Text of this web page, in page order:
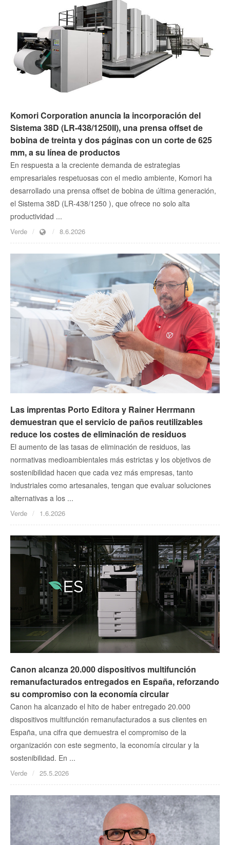
Komori Corporation anuncia la incorporación del
Sistema 38D (LR-438/1250II), una prensa offset de
bobina de treinta y dos páginas con un corte de 625
mm, a su línea de productos
En respuesta a la creciente demanda de estrategias
empresariales respetuosas con el medio ambiente, Komori ha
desarrollado una prensa offset de bobina de última generación,
el Sistema 38D (LR-438/1250 ), que ofrece no solo alta
productividad ...
Verde 8.6.2026
Las imprentas Porto Editora y Rainer Herrmann
demuestran que el servicio de paños reutilizables
reduce los costes de eliminación de residuos
El aumento de las tasas de eliminación de residuos, las
normativas medioambientales más estrictas y los objetivos de
sostenibilidad hacen que cada vez más empresas, tanto
industriales como artesanales, tengan que evaluar soluciones
alternativas a los ...
Verde 1.6.2026
Canon alcanza 20.000 dispositivos multifunción
remanufacturados entregados en España, reforzando
su compromiso con la economía circular
Canon ha alcanzado el hito de haber entregado 20.000
dispositivos multifunción remanufacturados a sus clientes en
España, una cifra que demuestra el compromiso de la
organización con este segmento, la economía circular y la
sostenibilidad. En ...
Verde 25.5.2026